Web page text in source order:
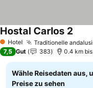
1 Sterne
Hotel Traditionelle
Hostal Carlos 2
7,5 Gut 383 0.4 km
Wähle Reisedaten aus,
Preise zu sehen